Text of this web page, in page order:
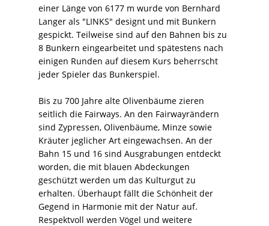
einer Länge von 6177 m wurde von Bernhard
Langer als "LINKS" designt und mit Bunkern
gespickt. Teilweise sind auf den Bahnen bis zu
8 Bunkern eingearbeitet und spätestens nach
einigen Runden auf diesem Kurs beherrscht
jeder Spieler das Bunkerspiel.
Bis zu 700 Jahre alte Olivenbäume zieren
seitlich die Fairways. An den Fairwayrändern
sind Zypressen, Olivenbäume, Minze sowie
Kräuter jeglicher Art eingewachsen. An der
Bahn 15 und 16 sind Ausgrabungen entdeckt
worden, die mit blauen Abdeckungen
geschützt werden um das Kulturgut zu
erhalten. Überhaupt fällt die Schönheit der
Gegend in Harmonie mit der Natur auf.
Respektvoll werden Vögel und weitere